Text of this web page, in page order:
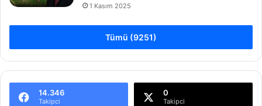
1 Kasım 2025
Tümü (9251)
14.346
Takipci
0
Takipci